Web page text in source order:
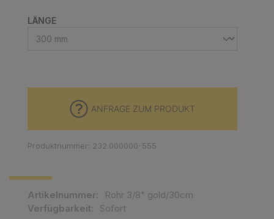
LÄNGEAUSWÄHLEN
Artikelnummer:
Rohr 3/8" gold/30cm
Verfügbarkeit:
Sofort
ANFRAGE ZUM PRODUKT
Produktnummer: 232.000000-555